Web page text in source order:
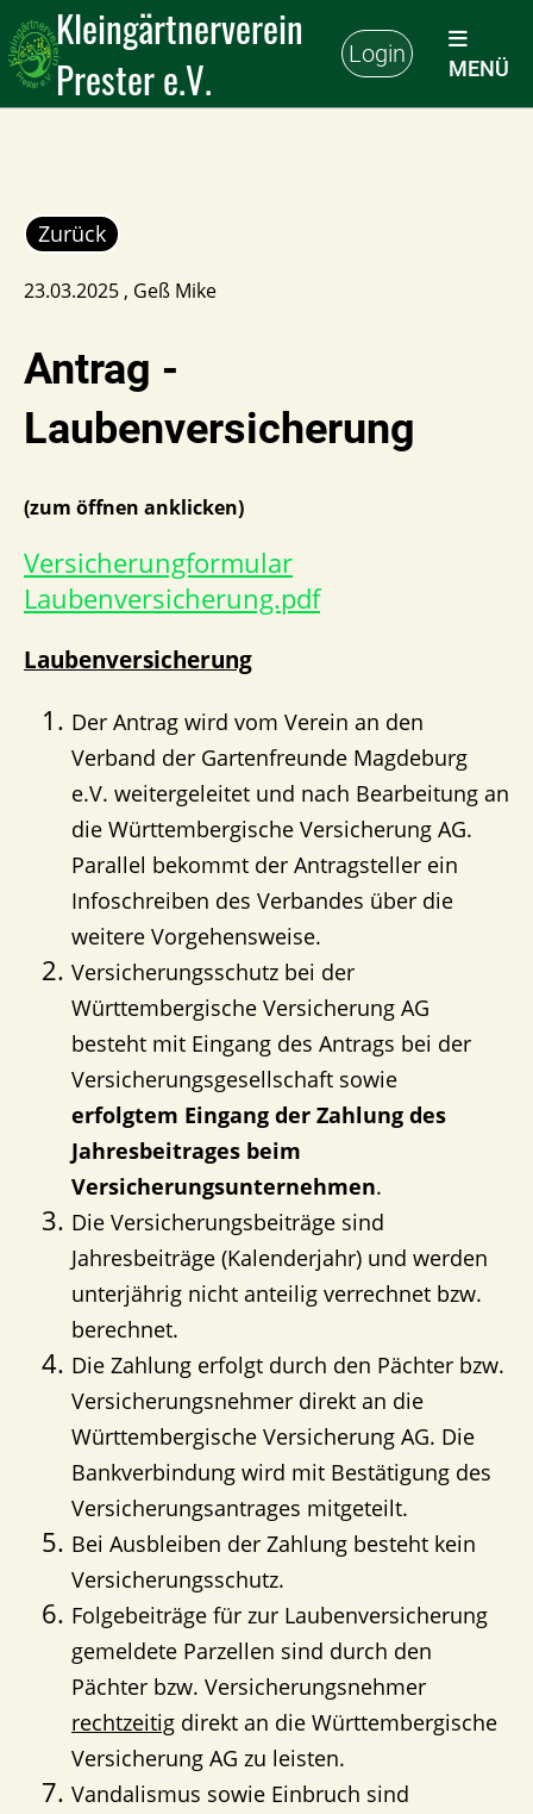
Kleingärtnerverein
Prester e.V.
Login
MENÜ
Zurück
23.03.2025 , Geß Mike
Antrag -
Laubenversicherung
(zum öffnen anklicken)
Versicherungformular
Laubenversicherung.pdf
Laubenversicherung
Der Antrag wird vom Verein an den
Verband der Gartenfreunde Magdeburg
e.V. weitergeleitet und nach Bearbeitung an
die Württembergische Versicherung AG.
Parallel bekommt der Antragsteller ein
Infoschreiben des Verbandes über die
weitere Vorgehensweise.
Versicherungsschutz bei der
Württembergische Versicherung AG
besteht mit Eingang des Antrags bei der
Versicherungsgesellschaft sowie
erfolgtem Eingang der Zahlung des
Jahresbeitrages beim
Versicherungsunternehmen.
Die Versicherungsbeiträge sind
Jahresbeiträge (Kalenderjahr) und werden
unterjährig nicht anteilig verrechnet bzw.
berechnet.
Die Zahlung erfolgt durch den Pächter bzw.
Versicherungsnehmer direkt an die
Württembergische Versicherung AG. Die
Bankverbindung wird mit Bestätigung des
Versicherungsantrages mitgeteilt.
Bei Ausbleiben der Zahlung besteht kein
Versicherungsschutz.
Folgebeiträge für zur Laubenversicherung
gemeldete Parzellen sind durch den
Pächter bzw. Versicherungsnehmer
rechtzeitig direkt an die Württembergische
Versicherung AG zu leisten.
Vandalismus sowie Einbruch sind